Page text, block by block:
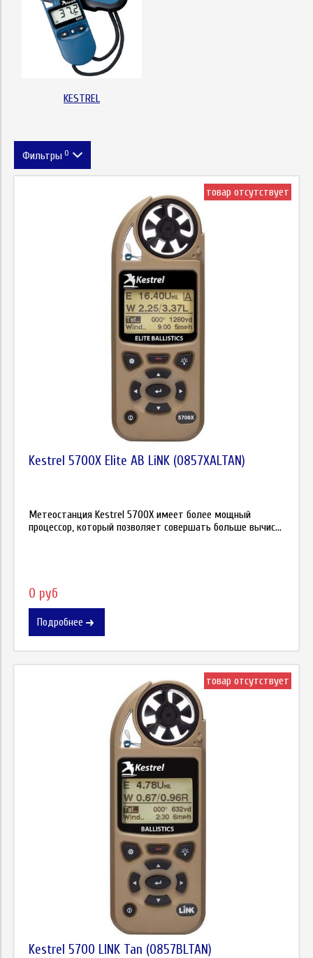
KESTREL
Фильтры 0
товар отсутствует
Kestrel 5700X Elite AB LiNK (0857XALTAN)
Метеостанция Kestrel 5700X имеет более мощный
процессор, который позволяет совершать больше вычис...
0 руб
Подробнее
товар отсутствует
Kestrel 5700 LINK Tan (0857BLTAN)